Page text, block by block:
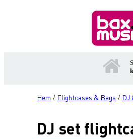
Hem / Flightcases & Bags / DJ
DJ set